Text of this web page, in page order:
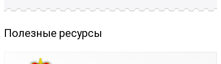
Полезные ресурсы